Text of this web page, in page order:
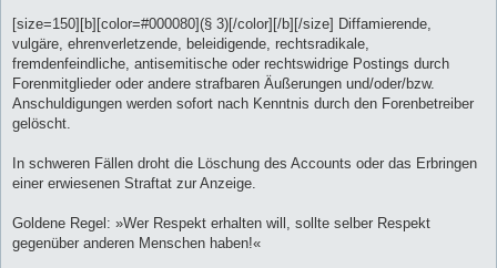
[size=150][b][color=#000080](§ 3)[/color][/b][/size] Diffamierende,
vulgäre, ehrenverletzende, beleidigende, rechtsradikale,
fremdenfeindliche, antisemitische oder rechtswidrige Postings durch
Forenmitglieder oder andere strafbaren Äußerungen und/oder/bzw.
Anschuldigungen werden sofort nach Kenntnis durch den Forenbetreiber
gelöscht.
In schweren Fällen droht die Löschung des Accounts oder das Erbringen
einer erwiesenen Straftat zur Anzeige.
Goldene Regel: »Wer Respekt erhalten will, sollte selber Respekt
gegenüber anderen Menschen haben!«